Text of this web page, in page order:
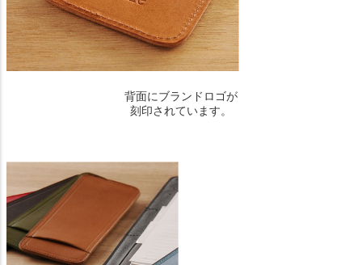
背面にブランドロゴが
刻印されています。